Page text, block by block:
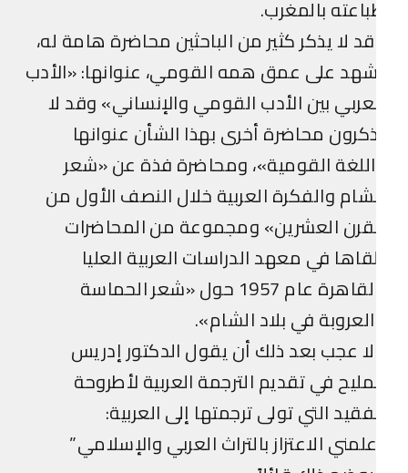
بالمغرب.
لا يذكر كثير من الباحثين محاضرة هامة له،
على عمق همه القومي، عنوانها: «الأدب
بين الأدب القومي والإنساني» وقد لا
محاضرة أخرى بهذا الشأن عنوانها
القومية»، ومحاضرة فذة عن «شعر
والفكرة العربية خلال النصف الأول من
العشرين» ومجموعة من المحاضرات
في معهد الدراسات العربية العليا
بالقاهرة عام 1957 حول «شعر الحماسة
في بلاد الشام».
عجب بعد ذلك أن يقول الدكتور إدريس
في تقديم الترجمة العربية لأطروحة
التي تولى ترجمتها إلى العربية:
الاعتزاز بالتراث العربي والإسلامي”